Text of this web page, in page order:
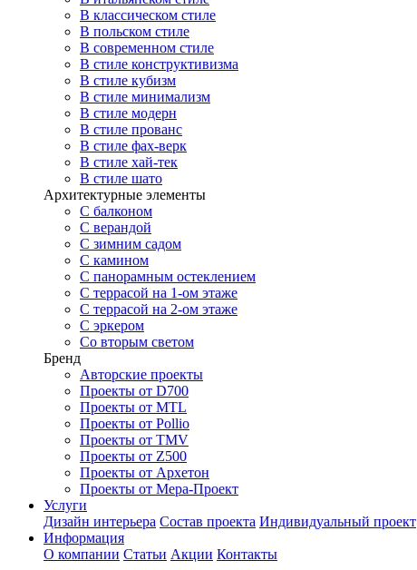
В классическом стиле
В польском стиле
В современном стиле
В стиле конструктивизма
В стиле кубизм
В стиле минимализм
В стиле модерн
В стиле прованс
В стиле фах-верк
В стиле хай-тек
В стиле шато
Архитектурные элементы
С балконом
С верандой
С зимним садом
С камином
С панорамным остеклением
С террасой на 1-ом этаже
С террасой на 2-ом этаже
С эркером
Со вторым светом
Бренд
Авторские проекты
Проекты от D700
Проекты от MTL
Проекты от Pollio
Проекты от TMV
Проекты от Z500
Проекты от Архетон
Проекты от Мера-Проект
Услуги
Дизайн интерьера Состав проекта Индивидуальный проект
Информация
О компании Статьи Акции Контакты